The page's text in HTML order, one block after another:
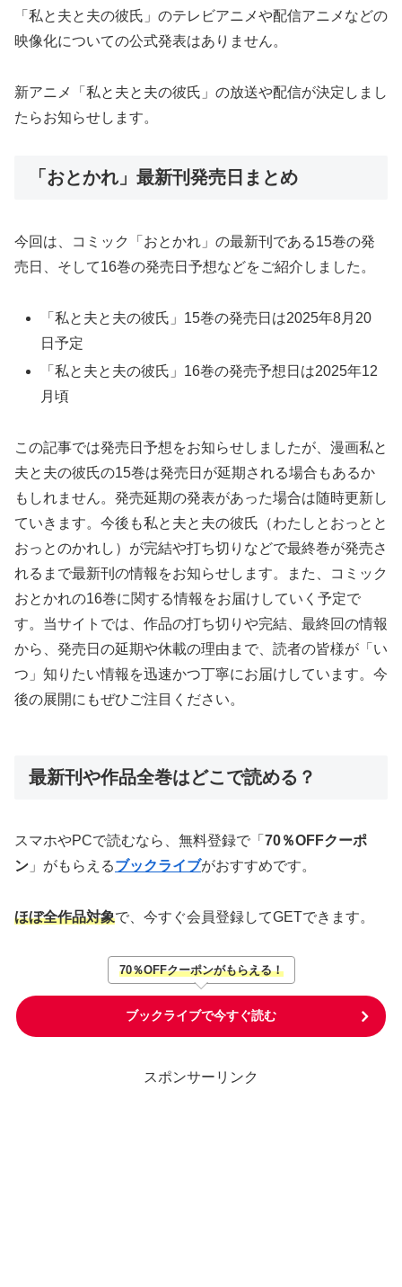
「私と夫と夫の彼氏」のテレビアニメや配信アニメなどの
映像化についての公式発表はありません。
新アニメ「私と夫と夫の彼氏」の放送や配信が決定しまし
たらお知らせします。
「おとかれ」最新刊発売日まとめ
今回は、コミック「おとかれ」の最新刊である15巻の発
売日、そして16巻の発売日予想などをご紹介しました。
「私と夫と夫の彼氏」15巻の発売日は2025年8月20
日予定
「私と夫と夫の彼氏」16巻の発売予想日は2025年12
月頃
この記事では発売日予想をお知らせしましたが、漫画私と
夫と夫の彼氏の15巻は発売日が延期される場合もあるか
もしれません。発売延期の発表があった場合は随時更新し
ていきます。今後も私と夫と夫の彼氏（わたしとおっとと
おっとのかれし）が完結や打ち切りなどで最終巻が発売さ
れるまで最新刊の情報をお知らせします。また、コミック
おとかれの16巻に関する情報をお届けしていく予定で
す。当サイトでは、作品の打ち切りや完結、最終回の情報
から、発売日の延期や休載の理由まで、読者の皆様が「い
つ」知りたい情報を迅速かつ丁寧にお届けしています。今
後の展開にもぜひご注目ください。
最新刊や作品全巻はどこで読める？
スマホやPCで読むなら、無料登録で「 70％OFFクーポ
ン 」がもらえるブックライブがおすすめです。
ほぼ全作品対象で、今すぐ会員登録してGETできます。
70％OFFクーポンがもらえる！
ブックライブで今すぐ読む
スポンサーリンク